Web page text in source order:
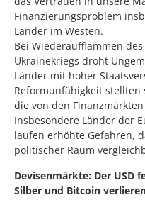
Finanzierungsproblem
Länder im Westen.
Bei Wiederaufflammen
Ukrainekriegs droht
Länder mit hoher
Reformunfähigkeit stellten
die von den
Insbesondere Länder der
laufen erhöhte Gefahren,
politischer Raum
Devisenmärkte: Der USD
Silber und Bitcoin